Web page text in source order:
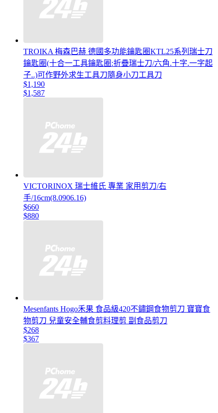
TROIKA 梅森巴赫 德國多功能鑰匙圈KTL25系列瑞士刀
鑰匙圈(十合一工具鑰匙圈:折疊瑞士刀/六角.十字.一字起
子..)可作野外求生工具刀隨身小刀工具刀
$1,190
$1,587
VICTORINOX 瑞士維氏 專業 家用剪刀/右
手/16cm(8.0906.16)
$660
$880
Mesenfants Hogo禾果 食品級420不鏽鋼食物剪刀 寶寶食
物剪刀 兒童安全輔食剪料理剪 副食品剪刀
$268
$367